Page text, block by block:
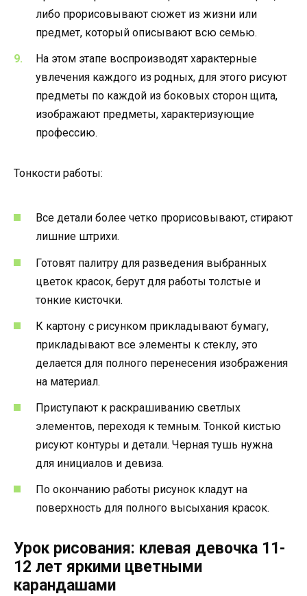
либо прорисовывают сюжет из жизни или
предмет, который описывают всю семью.
На этом этапе воспроизводят характерные
увлечения каждого из родных, для этого рисуют
предметы по каждой из боковых сторон щита,
изображают предметы, характеризующие
профессию.
Тонкости работы:
Все детали более четко прорисовывают, стирают
лишние штрихи.
Готовят палитру для разведения выбранных
цветок красок, берут для работы толстые и
тонкие кисточки.
К картону с рисунком прикладывают бумагу,
прикладывают все элементы к стеклу, это
делается для полного перенесения изображения
на материал.
Приступают к раскрашиванию светлых
элементов, переходя к темным. Тонкой кистью
рисуют контуры и детали. Черная тушь нужна
для инициалов и девиза.
По окончанию работы рисунок кладут на
поверхность для полного высыхания красок.
Урок рисования: клевая девочка 11-
12 лет яркими цветными
карандашами